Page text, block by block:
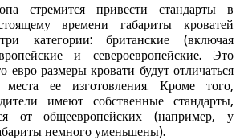
стремится привести стандарты в
времени габариты кроватей
категории: британские (включая
и североевропейские. Это
евро размеры кровати будут отличаться
ее изготовления. Кроме того,
имеют собственные стандарты,
от общеевропейских (например, у
немного уменьшены).